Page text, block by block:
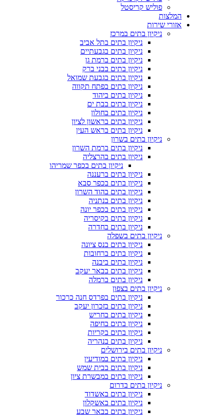
פוליש קריסטל
המלצות
אזורי שירות
ניקיון בתים במרכז
ניקיון בתים בתל אביב
ניקיון בתים בגבעתיים
ניקיון בתים ברמת גן
ניקיון בתים בבני ברק
ניקיון בתים בגבעת שמואל
ניקיון בתים בפתח תקווה
ניקיון בתים ביהוד
ניקיון בתים בבת ים
ניקיון בתים בחולון
ניקיון בתים בראשון לציון
ניקיון בתים בראש העין
ניקיון בתים בשרון
ניקיון בתים ברמת השרון
ניקיון בתים בהרצליה
ניקיון בתים בכפר שמריהו
ניקיון בתים ברעננה
ניקיון בתים בכפר סבא
ניקיון בתים בהוד השרון
ניקיון בתים בנתניה
ניקיון בתים בכפר יונה
ניקיון בתים בקיסריה
ניקיון בתים בחדרה
ניקיון בתים בשפלה
ניקיון בתים בנס ציונה
ניקיון בתים ברחובות
ניקיון בתים ביבנה
ניקיון בתים בבאר יעקב
ניקיון בתים ברמלה
ניקיון בתים בצפון
ניקיון בתים בפרדס חנה כרכור
ניקיון בתים בזכרון יעקב
ניקיון בתים בחריש
ניקיון בתים בחיפה
ניקיון בתים בקריות
ניקיון בתים בנהריה
ניקיון בתים בירושלים
ניקיון בתים במודיעין
ניקיון בתים בבית שמש
ניקיון בתים במבשרת ציון
ניקיון בתים בדרום
ניקיון בתים באשדוד
ניקיון בתים באשקלון
ניקיון בתים בבאר שבע